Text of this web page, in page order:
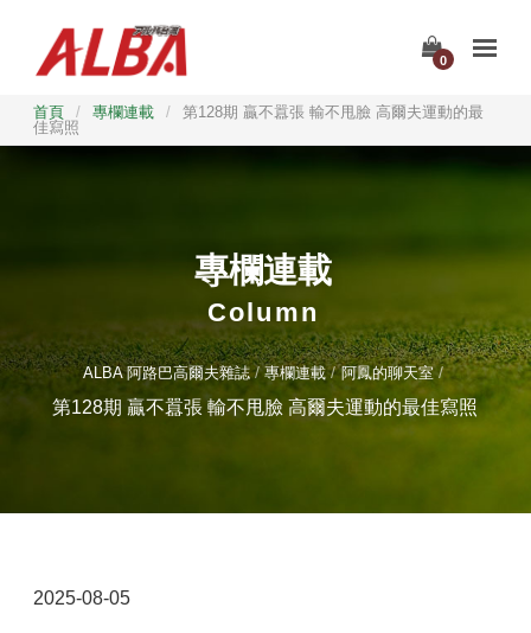
0
首頁 / 專欄連載 /
第128期 贏不囂張 輸不甩臉 高爾夫運動的最
佳寫照
專欄連載
Column
ALBA 阿路巴高爾夫雜誌 專欄連載 阿鳳的聊天室
第128期 贏不囂張 輸不甩臉 高爾夫運動的最佳寫照
2025-08-05